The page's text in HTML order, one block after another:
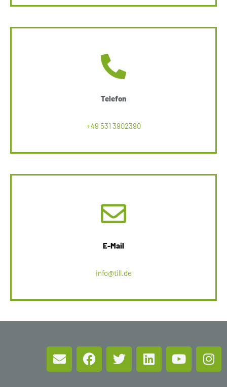
Telefon
+49 531 3902390
E-Mail
info@till.de